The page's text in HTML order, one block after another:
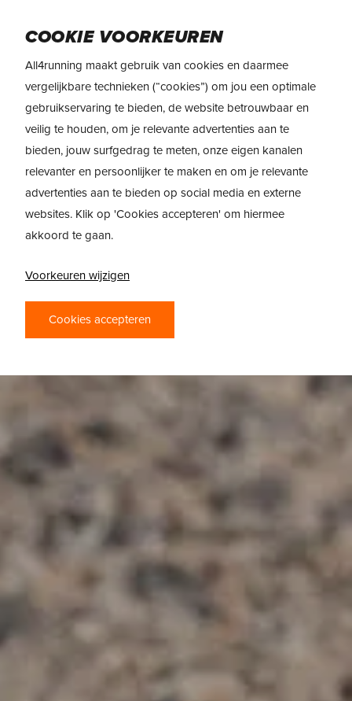
COOKIE VOORKEUREN
All4running maakt gebruik van cookies en daarmee
vergelijkbare technieken (“cookies”) om jou een optimale
gebruikservaring te bieden, de website betrouwbaar en
veilig te houden, om je relevante advertenties aan te
bieden, jouw surfgedrag te meten, onze eigen kanalen
relevanter en persoonlijker te maken en om je relevante
advertenties aan te bieden op social media en externe
websites. Klik op 'Cookies accepteren' om hiermee
akkoord te gaan.
Voorkeuren wijzigen
Cookies accepteren